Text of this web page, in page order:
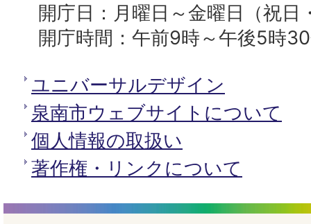
開庁日：月曜日～金曜日（祝日
開庁時間：午前9時～午後5時
ユニバーサルデザイン
泉南市ウェブサイトについて
個人情報の取扱い
著作権・リンクについて